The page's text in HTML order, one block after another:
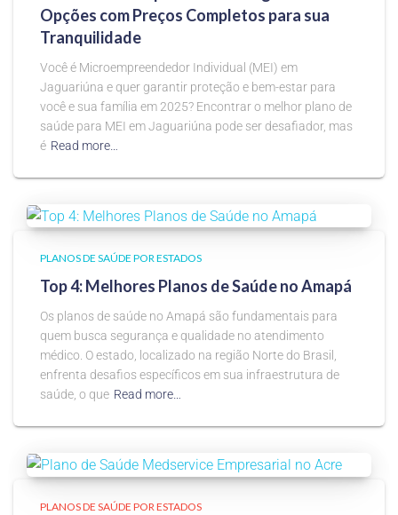
Opções com Preços Completos para sua
Tranquilidade
Você é Microempreendedor Individual (MEI) em
Jaguariúna e quer garantir proteção e bem-estar para
você e sua família em 2025? Encontrar o melhor plano de
saúde para MEI em Jaguariúna pode ser desafiador, mas
é Read more…
PLANOS DE SAÚDE POR ESTADOS
Top 4: Melhores Planos de Saúde no Amapá
Os planos de saúde no Amapá são fundamentais para
quem busca segurança e qualidade no atendimento
médico. O estado, localizado na região Norte do Brasil,
enfrenta desafios específicos em sua infraestrutura de
saúde, o que Read more…
PLANOS DE SAÚDE POR ESTADOS